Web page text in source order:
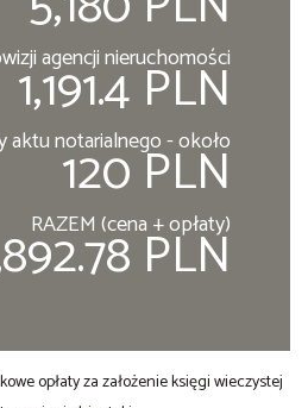
agencji nieruchomości
1,191.4 PLN
aktu notarialnego - około
120 PLN
RAZEM (cena + opłaty)
PLN
opłaty za założenie księgi wieczystej